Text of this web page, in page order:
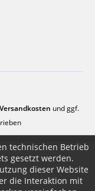
Versandkosten und ggf.
technischen Betrieb
gesetzt werden.
dieser Website
die Interaktion mit